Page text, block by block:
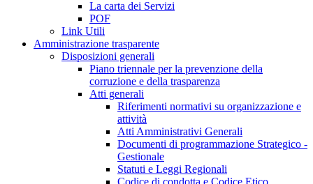
La carta dei Servizi
POF
Link Utili
Amministrazione trasparente
Disposizioni generali
Piano triennale per la prevenzione della
corruzione e della trasparenza
Atti generali
Riferimenti normativi su organizzazione e
attività
Atti Amministrativi Generali
Documenti di programmazione Strategico -
Gestionale
Statuti e Leggi Regionali
Codice di condotta e Codice Etico